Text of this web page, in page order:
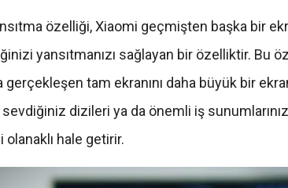
özelliği, Xiaomi geçmişten başka bir
yansıtmanızı sağlayan bir özelliktir. Bu
gerçekleşen tam ekranını daha büyük bir
sevdiğiniz dizileri ya da önemli iş
hale getirir.